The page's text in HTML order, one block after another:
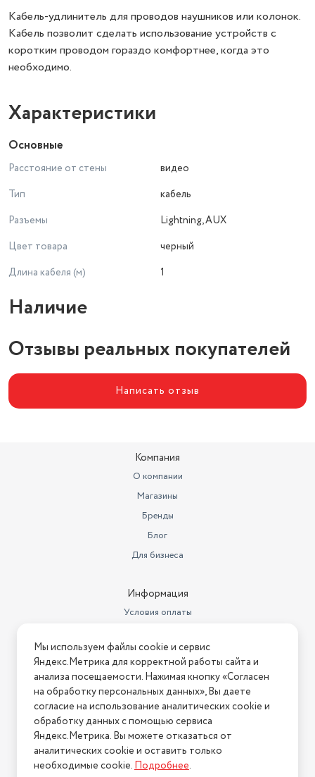
Кабель-удлинитель для проводов наушников или колонок.
Кабель позволит сделать использование устройств с
коротким проводом гораздо комфортнее, когда это
необходимо.
Характеристики
Основные
Расстояние от стены
видео
Тип
кабель
Разъемы
Lightning, AUX
Цвет товара
черный
Длина кабеля (м)
1
Наличие
Отзывы реальных покупателей
Написать отзыв
Компания
О компании
Магазины
Бренды
Блог
Для бизнеса
Информация
Условия оплаты
Условия возврата
Нашли ошибку на сайте? Напишите нам
2026 © Интернет-магазин "АстМаркет". У нас есть всё!
Политика конфиденциальности
Мы используем файлы cookie и сервис
Яндекс.Метрика для корректной работы сайта и
анализа посещаемости. Нажимая кнопку «Согласен
на обработку персональных данных», Вы даете
согласие на использование аналитических cookie и
обработку данных с помощью сервиса
Яндекс.Метрика. Вы можете отказаться от
аналитических cookie и оставить только
необходимые cookie.Подробнее.